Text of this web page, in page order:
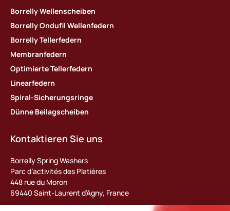
Borrelly Wellenscheiben
Borrelly Ondufil Wellenfedern
Borrelly Tellerfedern
Membranfedern
Optimierte Tellerfedern
Linearfedern
Spiral-Sicherungsringe
Dünne Beilagscheiben
Kontaktieren Sie uns
Borrelly Spring Washers
Parc d’activités des Platières
448 rue du Moron
69440 Saint-Laurent d’Agny, France